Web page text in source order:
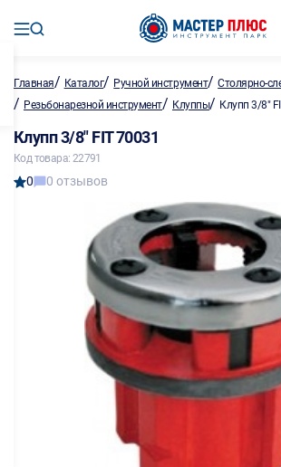
Главная/ Каталог/ Ручной инструмент/Столярно-
/ Резьбонарезной инструмент/ Клуппы/ Клупп 3/8"
Клупп 3/8" FIT 70031
Код товара: 22791
0 0 отзывов